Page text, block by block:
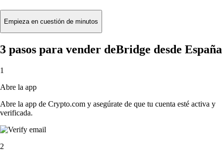
Empieza en cuestión de minutos
3 pasos para vender deBridge desde España
1
Abre la app
Abre la app de Crypto.com y asegúrate de que tu cuenta esté activa y
verificada.
2